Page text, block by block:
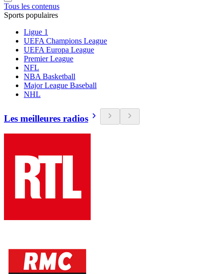
Tous les contenus
Sports populaires
Ligue 1
UEFA Champions League
UEFA Europa League
Premier League
NFL
NBA Basketball
Major League Baseball
NHL
Les meilleures radios